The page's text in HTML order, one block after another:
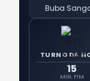
Buba
TURNO DA
15
MIN. FIM